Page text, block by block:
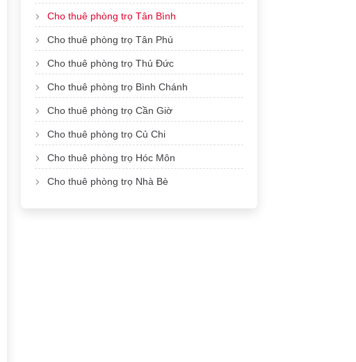
Cho thuê phòng trọ Tân Bình
Cho thuê phòng trọ Tân Phú
Cho thuê phòng trọ Thủ Đức
Cho thuê phòng trọ Bình Chánh
Cho thuê phòng trọ Cần Giờ
Cho thuê phòng trọ Củ Chi
Cho thuê phòng trọ Hóc Môn
Cho thuê phòng trọ Nhà Bè